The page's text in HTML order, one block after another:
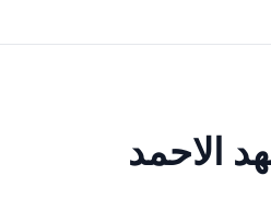
الاحمد